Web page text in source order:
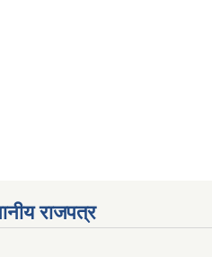
राजपत्र